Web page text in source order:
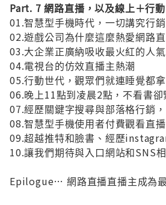
Part. 7 網路直播，以及線上＋行
01.智慧型手機時代，一切講究行
02.遊戲公司為什麼這麼熱愛網路
03.大企業正廣納吸收最火紅的人
04.電視台的仿效直播主熱潮
05.行動世代，觀眾們就連睡覺都
06.晚上11點到凌晨2點，不看書
07.經歷關鍵字搜尋與部落格行銷
08.智慧型手機使用者付費觀看直
09.超越推特和臉書、經歷
10.讓我們期待與入口網站和SNS
Epilogue… 網路直播直播主成為